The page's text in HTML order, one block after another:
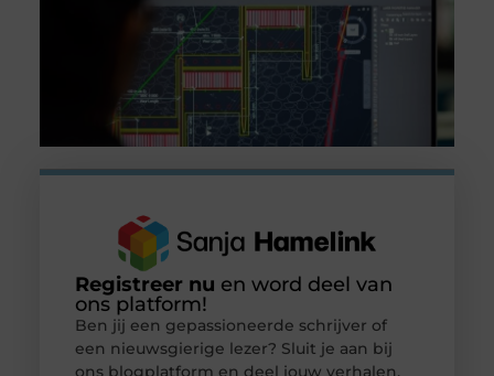
Registreer nu en word deel van
ons platform!
Ben jij een gepassioneerde schrijver of
een nieuwsgierige lezer? Sluit je aan bij
ons blogplatform en deel jouw verhalen,